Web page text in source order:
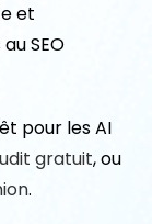
et
SEO
pour les AI
gratuit, ou
.